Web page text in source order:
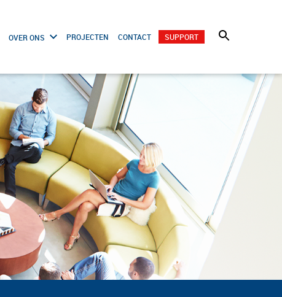
OVER ONS PROJECTEN CONTACT SUPPORT